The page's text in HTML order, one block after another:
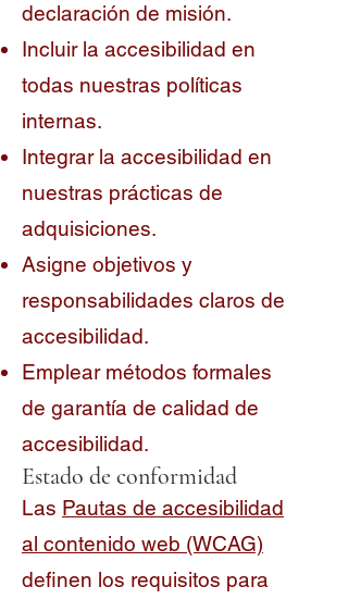
declaración de misión.
Incluir la accesibilidad en
todas nuestras políticas
internas.
Integrar la accesibilidad en
nuestras prácticas de
adquisiciones.
Asigne objetivos y
responsabilidades claros de
accesibilidad.
Emplear métodos formales
de garantía de calidad de
accesibilidad.
Estado de conformidad
Las Pautas de accesibilidad
al contenido web (WCAG)
definen los requisitos para